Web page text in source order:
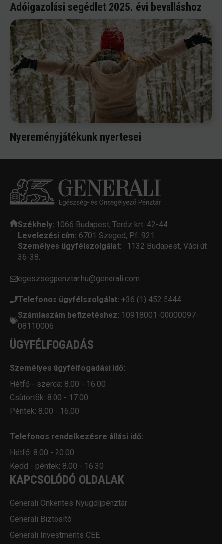
Adóigazolási segédlet 2025. évi bevalláshoz
Nyereményjátékunk nyertesei
Székhely: 1066 Budapest, Teréz krt. 42-44.
Levelezési cím: 6701 Szeged, Pf. 921.
Személyes ügyfélszolgálat: 1132 Budapest, Váci út
36-38.
egeszsegpenztar.hu@generali.com
Telefonos ügyfélszolgálat: +36 (1) 452 5444
Számlaszám befizetéshez: 10918001-00000097-
08110006
ÜGYFÉLFOGADÁS
Személyes ügyfélfogadási idő:
Hétfő - szerda: 8.00 - 16.00
Csütörtök: 8.00 - 17.00
Péntek: 8.00 - 16.00
Telefonos rendelkezésre állási idő:
Hétfő: 8.00 - 20.00
Kedd - péntek: 8.00 - 16.30
KAPCSOLÓDÓ OLDALAK
Generali Önkéntes Nyugdíjpénztár
Generali Biztosító
Generali Investments CEE